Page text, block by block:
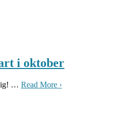
i oktober
… Read More ›